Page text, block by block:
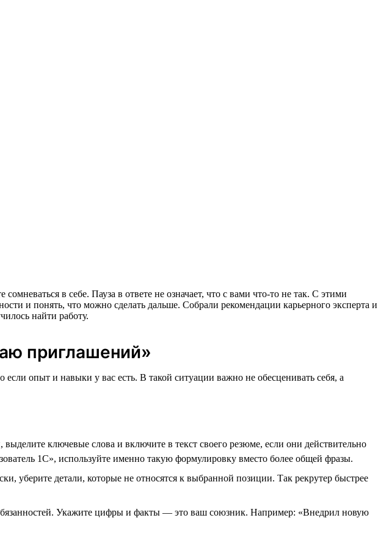
в себе. Пауза в ответе не означает, что с вами что-то не так. С этими
и понять, что можно сделать дальше. Собрали рекомендации карьерного эксперта и
найти работу.
приглашений»
опыт и навыки у вас есть. В такой ситуации важно не обесценивать себя, а
ключевые слова и включите в текст своего резюме, если они действительно
1С», используйте именно такую формулировку вместо более общей фразы.
уберите детали, которые не относятся к выбранной позиции. Так рекрутер быстрее
Укажите цифры и факты — это ваш союзник. Например: «Внедрил новую